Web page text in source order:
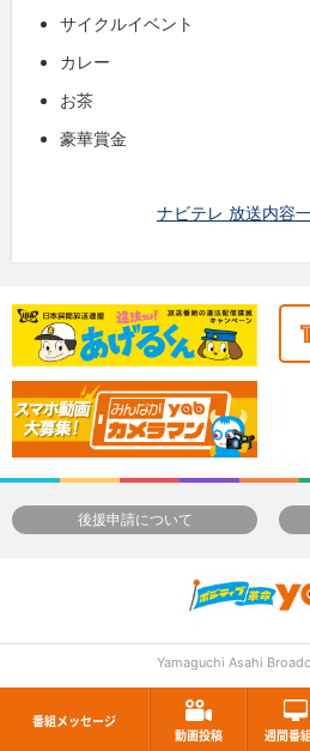
番組メッセージ
動画投稿
週間番
サイクルイベント
カレー
お茶
豪華賞金
ナビテレ 放送内容
後援申請について
Yamaguchi Asahi